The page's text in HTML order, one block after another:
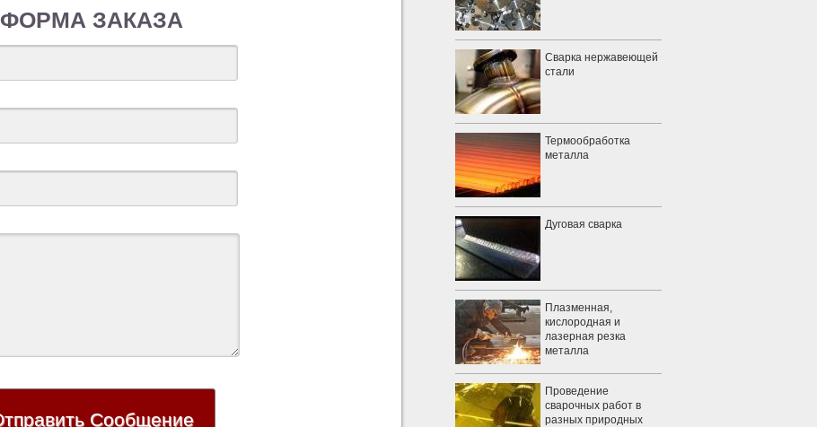
ФОРМА ЗАКАЗА
Сварка нержавеющей
стали
Термообработка
металла
Дуговая сварка
Плазменная,
кислородная и
лазерная резка
металла
Проведение
сварочных работ в
разных природных